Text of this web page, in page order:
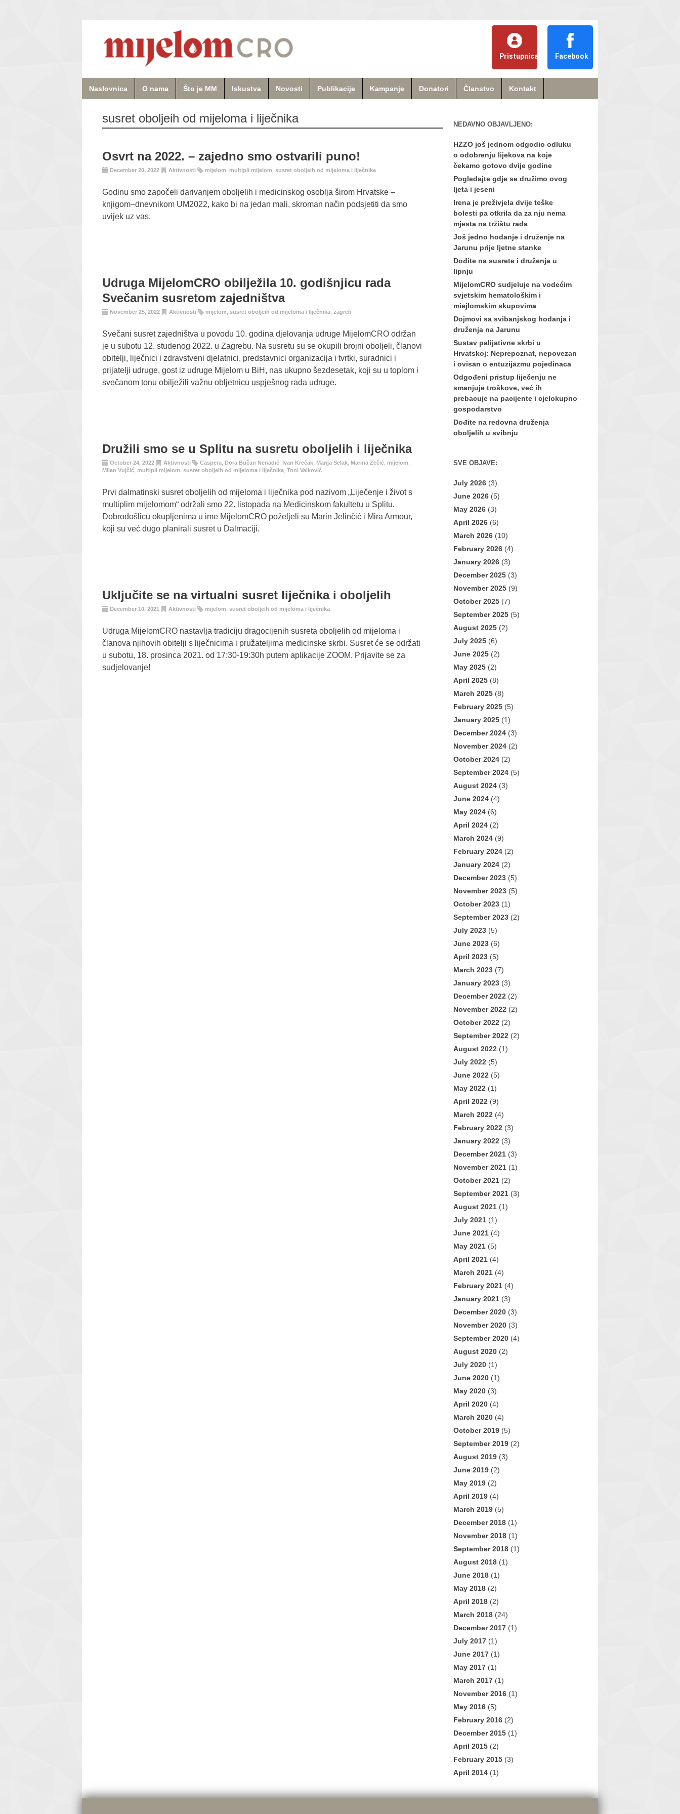
Pristupnica Facebook
Naslovnica O nama Što je MM Iskustva Novosti Publikacije Kampanje Donatori Članstvo Kontakt
susret oboljeih od mijeloma i liječnika
Osvrt na 2022. – zajedno smo ostvarili puno!
December 20, 2022 Aktivnosti mijelom multipli mijelom susret oboljeih od mijeloma i liječnika
Godinu smo započeli darivanjem oboljelih i medicinskog osoblja širom Hrvatske –
knjigom–dnevnikom UM2022, kako bi na jedan mali, skroman način podsjetiti da smo
uvijek uz vas.
Udruga MijelomCRO obilježila 10. godišnjicu rada
Svečanim susretom zajedništva
November 25, 2022 Aktivnosti mijelom susret oboljeih od mijeloma i liječnika zagreb
Svečani susret zajedništva u povodu 10. godina djelovanja udruge MijelomCRO održan
je u subotu 12. studenog 2022. u Zagrebu. Na susretu su se okupili brojni oboljeli, članovi
obitelji, liječnici i zdravstveni djelatnici, predstavnici organizacija i tvrtki, suradnici i
prijatelji udruge, gost iz udruge Mijelom u BiH, nas ukupno šezdesetak, koji su u toplom i
svečanom tonu obilježili važnu obljetnicu uspješnog rada udruge.
Družili smo se u Splitu na susretu oboljelih i liječnika
October 24, 2022 Aktivnosti Caspera Dora Bučan Nenadić Ivan Krečak Marija Selak Marina Zečić mijelom
Milan Vujčić multipli mijelom susret oboljeih od mijeloma i liječnika Toni Valković
Prvi dalmatinski susret oboljelih od mijeloma i liječnika pod nazivom „Liječenje i život s
multiplim mijelomom“ održali smo 22. listopada na Medicinskom fakultetu u Splitu.
Dobrodošlicu okupljenima u ime MijelomCRO poželjeli su Marin Jelinčić i Mira Armour,
koji su već dugo planirali susret u Dalmaciji.
Uključite se na virtualni susret liječnika i oboljelih
December 10, 2021 Aktivnosti mijelom susret oboljeih od mijeloma i liječnika
Udruga MijelomCRO nastavlja tradiciju dragocijenih susreta oboljelih od mijeloma i
članova njihovih obitelji s liječnicima i pružateljima medicinske skrbi. Susret će se održati
u subotu, 18. prosinca 2021. od 17:30-19:30h putem aplikacije ZOOM. Prijavite se za
sudjelovanje!
NEDAVNO OBJAVLJENO:
HZZO još jednom odgodio odluku
o odobrenju lijekova na koje
čekamo gotovo dvije godine
Pogledajte gdje se družimo ovog
ljeta i jeseni
Irena je preživjela dvije teške
bolesti pa otkrila da za nju nema
mjesta na tržištu rada
Još jedno hodanje i druženje na
Jarunu prije ljetne stanke
Dođite na susrete i druženja u
lipnju
MijelomCRO sudjeluje na vodećim
svjetskim hematološkim i
miejlomskim skupovima
Dojmovi sa svibanjskog hodanja i
druženja na Jarunu
Sustav palijativne skrbi u
Hrvatskoj: Neprepoznat, nepovezan
i ovisan o entuzijazmu pojedinaca
Odgođeni pristup liječenju ne
smanjuje troškove, već ih
prebacuje na pacijente i cjelokupno
gospodarstvo
Dođite na redovna druženja
oboljelih u svibnju
SVE OBJAVE:
July 2026 (3)
June 2026 (5)
May 2026 (3)
April 2026 (6)
March 2026 (10)
February 2026 (4)
January 2026 (3)
December 2025 (3)
November 2025 (9)
October 2025 (7)
September 2025 (5)
August 2025 (2)
July 2025 (6)
June 2025 (2)
May 2025 (2)
April 2025 (8)
March 2025 (8)
February 2025 (5)
January 2025 (1)
December 2024 (3)
November 2024 (2)
October 2024 (2)
September 2024 (5)
August 2024 (3)
June 2024 (4)
May 2024 (6)
April 2024 (2)
March 2024 (9)
February 2024 (2)
January 2024 (2)
December 2023 (5)
November 2023 (5)
October 2023 (1)
September 2023 (2)
July 2023 (5)
June 2023 (6)
April 2023 (5)
March 2023 (7)
January 2023 (3)
December 2022 (2)
November 2022 (2)
October 2022 (2)
September 2022 (2)
August 2022 (1)
July 2022 (5)
June 2022 (5)
May 2022 (1)
April 2022 (9)
March 2022 (4)
February 2022 (3)
January 2022 (3)
December 2021 (3)
November 2021 (1)
October 2021 (2)
September 2021 (3)
August 2021 (1)
July 2021 (1)
June 2021 (4)
May 2021 (5)
April 2021 (4)
March 2021 (4)
February 2021 (4)
January 2021 (3)
December 2020 (3)
November 2020 (3)
September 2020 (4)
August 2020 (2)
July 2020 (1)
June 2020 (1)
May 2020 (3)
April 2020 (4)
March 2020 (4)
October 2019 (5)
September 2019 (2)
August 2019 (3)
June 2019 (2)
May 2019 (2)
April 2019 (4)
March 2019 (5)
December 2018 (1)
November 2018 (1)
September 2018 (1)
August 2018 (1)
June 2018 (1)
May 2018 (2)
April 2018 (2)
March 2018 (24)
December 2017 (1)
July 2017 (1)
June 2017 (1)
May 2017 (1)
March 2017 (1)
November 2016 (1)
May 2016 (5)
February 2016 (2)
December 2015 (1)
April 2015 (2)
February 2015 (3)
April 2014 (1)